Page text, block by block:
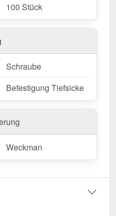
100 Stück
Schraube
Befestigung Tiefsicke
Weckman